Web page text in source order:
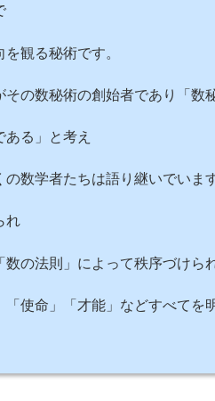
観る秘術です。
の数秘術の創始者であり「数
る」と考え
数学者たちは語り継いでいます
れ
の法則」によって秩序づけら
使命」「才能」などすべてを